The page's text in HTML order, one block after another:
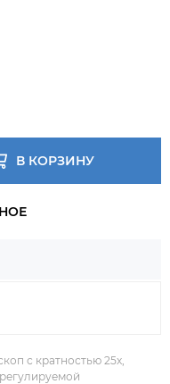
В КОРЗИНУ
с кратностью 25х,